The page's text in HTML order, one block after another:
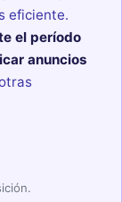
eficiente.
el período
anuncios